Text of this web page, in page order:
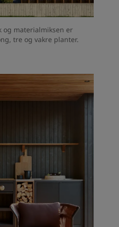
og materialmiksen er
tre og vakre planter.